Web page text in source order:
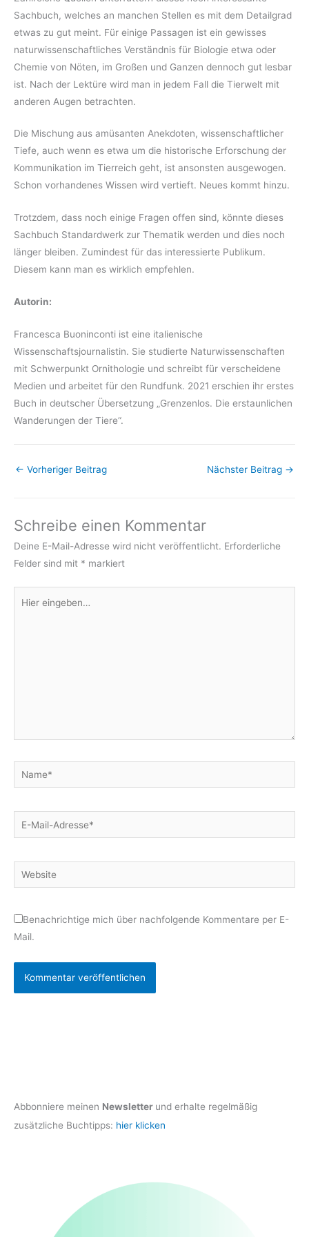
Sachbuch, welches an manchen Stellen es mit dem Detailgrad
etwas zu gut meint. Für einige Passagen ist ein gewisses
naturwissenschaftliches Verständnis für Biologie etwa oder
Chemie von Nöten, im Großen und Ganzen dennoch gut lesbar
ist. Nach der Lektüre wird man in jedem Fall die Tierwelt mit
anderen Augen betrachten.
Die Mischung aus amüsanten Anekdoten, wissenschaftlicher
Tiefe, auch wenn es etwa um die historische Erforschung der
Kommunikation im Tierreich geht, ist ansonsten ausgewogen.
Schon vorhandenes Wissen wird vertieft. Neues kommt hinzu.
Trotzdem, dass noch einige Fragen offen sind, könnte dieses
Sachbuch Standardwerk zur Thematik werden und dies noch
länger bleiben. Zumindest für das interessierte Publikum.
Diesem kann man es wirklich empfehlen.
Autorin:
Francesca Buoninconti ist eine italienische
Wissenschaftsjournalistin. Sie studierte Naturwissenschaften
mit Schwerpunkt Ornithologie und schreibt für verscheidene
Medien und arbeitet für den Rundfunk. 2021 erschien ihr erstes
Buch in deutscher Übersetzung „Grenzenlos. Die erstaunlichen
Wanderungen der Tiere“.
← Vorheriger Beitrag Nächster Beitrag →
Schreibe einen Kommentar
Deine E-Mail-Adresse wird nicht veröffentlicht. Erforderliche
Felder sind mit * markiert
eingeben…
Name*
E-
Mail-
Website
Benachrichtige mich über nachfolgende Kommentare per E-
Mail.
Abbonniere meinen Newsletter und erhalte regelmäßig
zusätzliche Buchtipps: hier klicken